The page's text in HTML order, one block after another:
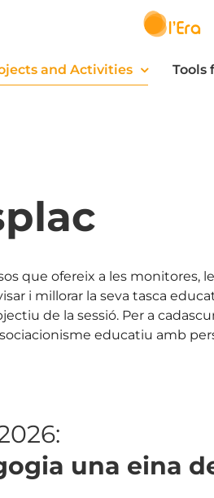
and Activities Tools
que ofereix a les monitores,
i millorar la seva tasca
de la sessió. Per a
educatiu amb
una eina